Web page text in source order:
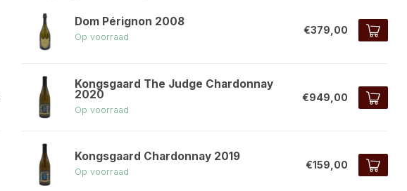
Dom Pérignon 2008
Op voorraad
€379,00
Kongsgaard The Judge Chardonnay
2020
Op voorraad
€949,00
Kongsgaard Chardonnay 2019
Op voorraad
€159,00